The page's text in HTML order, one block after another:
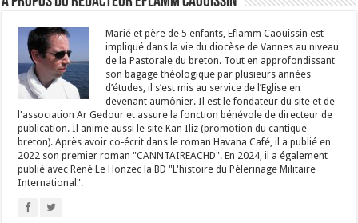
Marié et père de 5 enfants, Eflamm Caouissin est
impliqué dans la vie du diocèse de Vannes au niveau
de la Pastorale du breton. Tout en approfondissant
son bagage théologique par plusieurs années
d’études, il s’est mis au service de l’Eglise en
devenant aumônier. Il est le fondateur du site et de
l'association Ar Gedour et assure la fonction bénévole de directeur de
publication. Il anime aussi le site Kan Iliz (promotion du cantique
breton). Après avoir co-écrit dans le roman Havana Café, il a publié en
2022 son premier roman "CANNTAIREACHD". En 2024, il a également
publié avec René Le Honzec la BD "L'histoire du Pèlerinage Militaire
International".